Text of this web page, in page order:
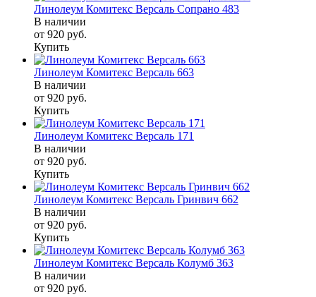
Линолеум Комитекс Версаль Сопрано 483
В наличии
от 920 руб.
Купить
Линолеум Комитекс Версаль 663
В наличии
от 920 руб.
Купить
Линолеум Комитекс Версаль 171
В наличии
от 920 руб.
Купить
Линолеум Комитекс Версаль Гринвич 662
В наличии
от 920 руб.
Купить
Линолеум Комитекс Версаль Колумб 363
В наличии
от 920 руб.